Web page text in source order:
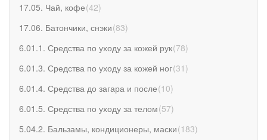
17.05. Чай, кофе(42)
17.06. Батончики, снэки(83)
6.01.1. Средства по уходу за кожей рук(78)
6.01.3. Средства по уходу за кожей ног(31 )
6.01.4. Средства до загара и после(10)
6.01.5. Средства по уходу за телом(57)
5.04.2. Бальзамы, кондиционеры, маски(183)